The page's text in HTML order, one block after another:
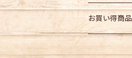
その他食品
お買い得商品